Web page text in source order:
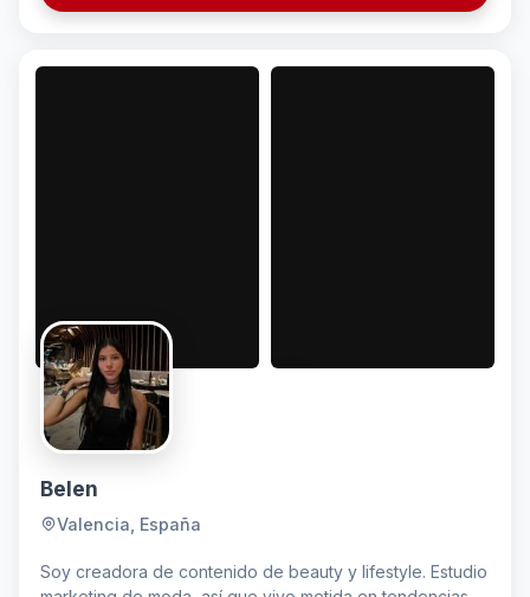
Belen
Valencia, España
Soy creadora de contenido de beauty y lifestyle. Estudio